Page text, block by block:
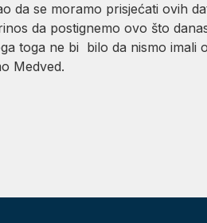
da se moramo prisjećati ovih
da postignemo ovo što
toga ne bi bilo da nismo imali
Medved.